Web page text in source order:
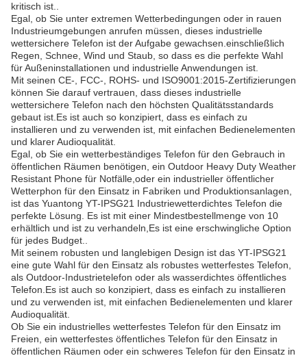
kritisch ist..
Egal, ob Sie unter extremen Wetterbedingungen oder in rauen
Industrieumgebungen anrufen müssen, dieses industrielle
wettersichere Telefon ist der Aufgabe gewachsen.einschließlich
Regen, Schnee, Wind und Staub, so dass es die perfekte Wahl
für Außeninstallationen und industrielle Anwendungen ist.
Mit seinen CE-, FCC-, ROHS- und ISO9001:2015-Zertifizierungen
können Sie darauf vertrauen, dass dieses industrielle
wettersichere Telefon nach den höchsten Qualitätsstandards
gebaut ist.Es ist auch so konzipiert, dass es einfach zu
installieren und zu verwenden ist, mit einfachen Bedienelementen
und klarer Audioqualität.
Egal, ob Sie ein wetterbeständiges Telefon für den Gebrauch in
öffentlichen Räumen benötigen, ein Outdoor Heavy Duty Weather
Resistant Phone für Notfälle,oder ein industrieller öffentlicher
Wetterphon für den Einsatz in Fabriken und Produktionsanlagen,
ist das Yuantong YT-IPSG21 Industriewetterdichtes Telefon die
perfekte Lösung. Es ist mit einer Mindestbestellmenge von 10
erhältlich und ist zu verhandeln,Es ist eine erschwingliche Option
für jedes Budget..
Mit seinem robusten und langlebigen Design ist das YT-IPSG21
eine gute Wahl für den Einsatz als robustes wetterfestes Telefon,
als Outdoor-Industrietelefon oder als wasserdichtes öffentliches
Telefon.Es ist auch so konzipiert, dass es einfach zu installieren
und zu verwenden ist, mit einfachen Bedienelementen und klarer
Audioqualität.
Ob Sie ein industrielles wetterfestes Telefon für den Einsatz im
Freien, ein wetterfestes öffentliches Telefon für den Einsatz in
öffentlichen Räumen oder ein schweres Telefon für den Einsatz in